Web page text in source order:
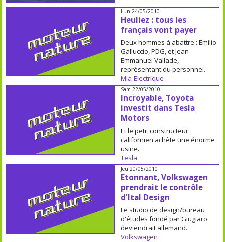
Lun 24/05/2010
Heuliez : tous les
français vont payer
Deux hommes à abattre : Emilio
Galluccio, PDG, et Jean-
Emmanuel Vallade,
représentant du personnel.
Mia-Electrique
Sam 22/05/2010
Incroyable, Toyota
investit dans Tesla
Motors
Et le petit constructeur
californien achète une énorme
usine.
Tesla
Jeu 20/05/2010
Etonnant, Volkswagen
prendrait le contrôle
d'Ital Design
Le studio de design/bureau
d'études fondé par Giugiaro
deviendrait allemand.
Volkswagen